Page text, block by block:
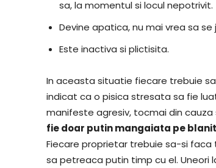
sa, la momentul si locul nepotrivit.
Devine apatica, nu mai vrea sa se
Este inactiva si plictisita.
In aceasta situatie fiecare trebuie
indicat ca o pisica stresata sa fie
manifeste agresiv, tocmai din cauza
fie doar putin mangaiata pe
Fiecare proprietar trebuie sa-si
sa petreaca putin timp cu el.